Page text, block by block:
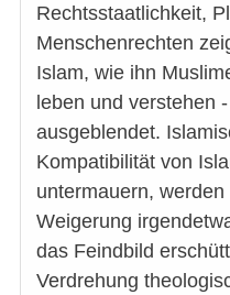
Rechtsstaatlichkeit,
Menschenrechten
Islam, wie ihn
leben und verstehen
ausgeblendet.
Kompatibilität von
untermauern,
Weigerung
das Feindbild
Verdrehung